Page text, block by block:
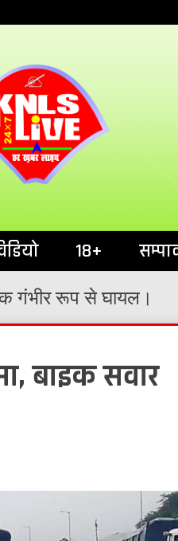
18+
गंभीर रूप से घायल।
बाइक सवार